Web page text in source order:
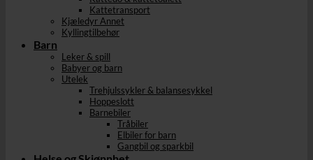
Kattetransport
Kjæledyr Annet
Kyllingtilbehør
Barn
Leker & spill
Babyer og barn
Utelek
Trehjulssykler & balansesykkel
Hoppeslott
Barnebiler
Tråbiler
Elbiler for barn
Gangbil og sparkbil